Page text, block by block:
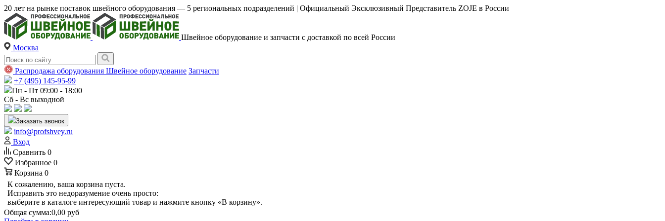
20 лет на рынке поставок швейного оборудования — 5 региональных подразделений | Официальный Эксклюзивный Представитель ZOJE в России
Швейное оборудование и запчасти с доставкой по всей России
Москва
Распродажа оборудования Швейное оборудование Запчасти
+7 (495) 145-95-99
Пн - Пт 09:00 - 18:00
Сб - Вс выходной
Заказать звонок
info@profshvey.ru
Вход
Сравнить 0
Избранное 0
Корзина 0
К сожалению, ваша корзина пуста.
Исправить это недоразумение очень просто:
выберите в каталоге интересующий товар и нажмите кнопку «В корзину».
Общая сумма:0,00 руб